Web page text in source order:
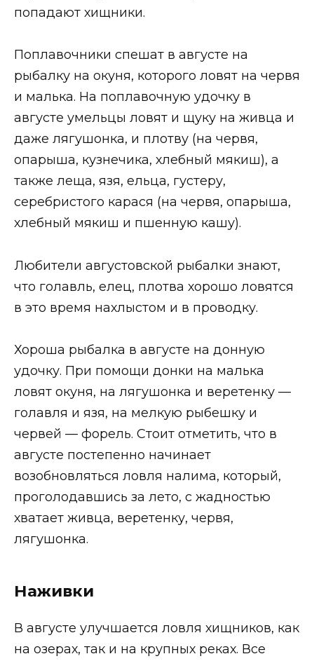
попадают хищники.
Поплавочники спешат в августе на
рыбалку на окуня, которого ловят на червя
и малька. На поплавочную удочку в
августе умельцы ловят и щуку на живца и
даже лягушонка, и плотву (на червя,
опарыша, кузнечика, хлебный мякиш), а
также леща, язя, ельца, густеру,
серебристого карася (на червя, опарыша,
хлебный мякиш и пшенную кашу).
Любители августовской рыбалки знают,
что голавль, елец, плотва хорошо ловятся
в это время нахлыстом и в проводку.
Хороша рыбалка в августе на донную
удочку. При помощи донки на малька
ловят окуня, на лягушонка и веретенку —
голавля и язя, на мелкую рыбешку и
червей — форель. Стоит отметить, что в
августе постепенно начинает
возобновляться ловля налима, который,
проголодавшись за лето, с жадностью
хватает живца, веретенку, червя,
лягушонка.
Наживки
В августе улучшается ловля хищников, как
на озерах, так и на крупных реках. Все